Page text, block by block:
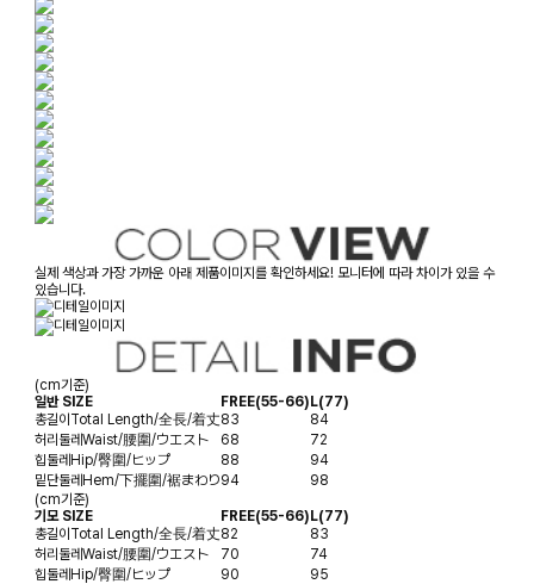
실제 색상과 가장 가까운 아래 제품이미지를 확인하세요! 모니터에 따라 차이가 있을 수
있습니다.
(cm기준)
일반 SIZE
FREE(55-66)L(77)
총길이Total Length/全長/着丈83
84
허리둘레Waist/腰圍/ウエスト 68
72
힙둘레Hip/臀圍/ヒップ 88
94
밑단둘레Hem/下擺圍/裾まわり94
98
(cm기준)
기모 SIZE
FREE(55-66)L(77)
총길이Total Length/全長/着丈82
83
허리둘레Waist/腰圍/ウエスト 70
74
힙둘레Hip/臀圍/ヒップ 90
95